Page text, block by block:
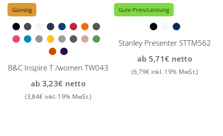
Günstig
B&C Inspire T /women TW043
ab 3,23€ netto
(3,84€ inkl. 19% MwSt.)
Gute Preis/Leistung
Stanley Presenter STTM562
ab 5,71€ netto
(6,79€ inkl. 19% MwSt.)